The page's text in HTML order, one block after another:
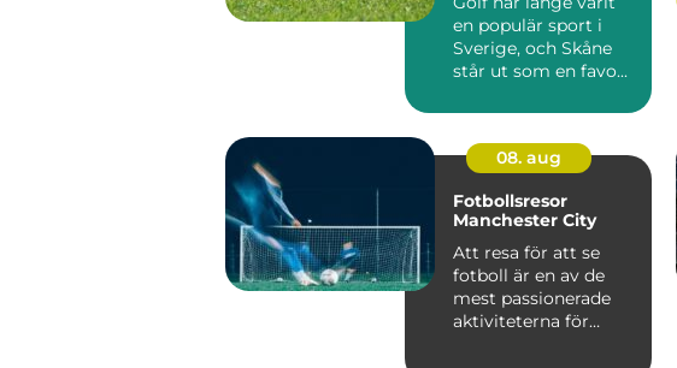
en populär sport i
Sverige, och Skåne
står ut som en favo...
08. aug
Fotbollsresor
Manchester City
Att resa för att se
fotboll är en av de
mest passionerade
aktiviteterna för